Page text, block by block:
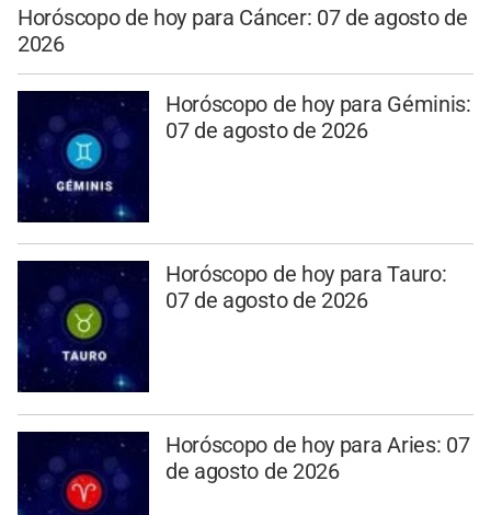
Horóscopo de hoy para Cáncer: 07 de agosto de
2026
Horóscopo de hoy para Géminis:
07 de agosto de 2026
Horóscopo de hoy para Tauro:
07 de agosto de 2026
Horóscopo de hoy para Aries: 07
de agosto de 2026